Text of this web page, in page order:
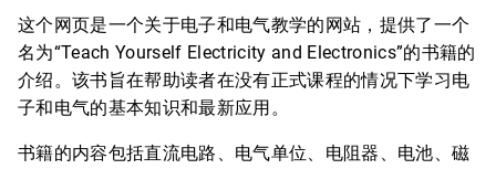
这个网页是一个关于电子和电气教学的网站，提供了一个
名为“Teach Yourself Electricity and Electronics”的书籍的
介绍。该书旨在帮助读者在没有正式课程的情况下学习电
子和电气的基本知识和最新应用。
书籍的内容包括直流电路、电气单位、电阻器、电池、磁